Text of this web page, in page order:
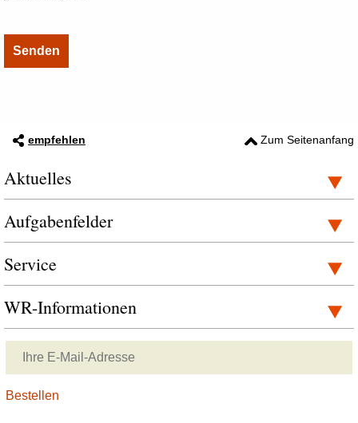
empfehlen Zum Seitenanfang
Aktuelles
Aufgabenfelder
Service
WR-Informationen